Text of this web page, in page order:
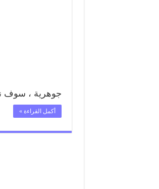
جوهرية ، سوف
أكمل القراءة »